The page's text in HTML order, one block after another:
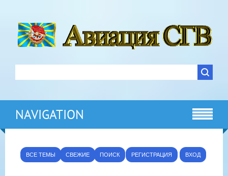
NAVIGATION
ВСЕ ТЕМЫ СВЕЖИЕ ПОИСК РЕГИСТРАЦИЯ ВХОД